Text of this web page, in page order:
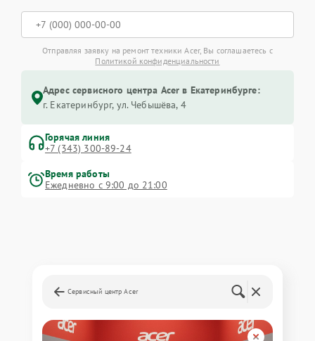
Отправляя заявку на ремонт техники Acer, Вы соглашаетесь с
Политикой конфиденциальности
Адрес сервисного центра Acer в Екатеринбурге:
г. Екатеринбург, ул. Чебышёва, 4
Горячая линия
+7 (343) 300-89-24
Время работы
Ежедневно с 9:00 до 21:00
Сервисный центр Acer